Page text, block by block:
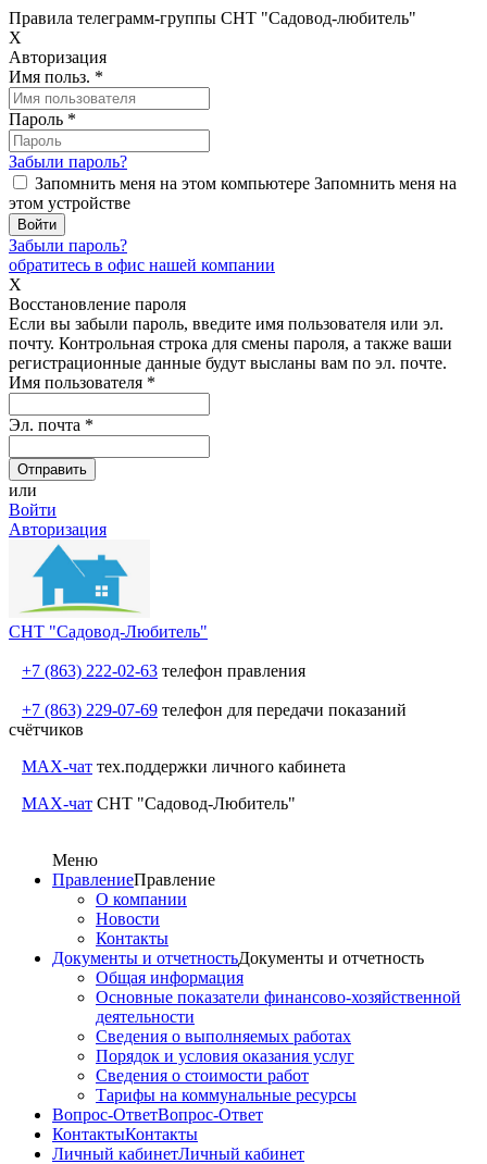
Правила телеграмм-группы СНТ "Садовод-любитель"
X
Авторизация
Имя польз. *
Пароль *
Забыли пароль?
Запомнить меня на этом компьютере Запомнить меня на
этом устройстве
Забыли пароль?
обратитесь в офис нашей компании
X
Восстановление пароля
Если вы забыли пароль, введите имя пользователя или эл.
почту. Контрольная строка для смены пароля, а также ваши
регистрационные данные будут высланы вам по эл. почте.
Имя пользователя *
Эл. почта *
или
Войти
Авторизация
СНТ "Садовод-Любитель"
+7 (863) 222-02-63 телефон правления
+7 (863) 229-07-69 телефон для передачи показаний
счётчиков
MAX-чат тех.поддержки личного кабинета
MAX-чат СНТ "Садовод-Любитель"
Меню
ПравлениеПравление
О компании
Новости
Контакты
Документы и отчетностьДокументы и отчетность
Общая информация
Основные показатели финансово-хозяйственной
деятельности
Сведения о выполняемых работах
Порядок и условия оказания услуг
Сведения о стоимости работ
Тарифы на коммунальные ресурсы
Вопрос-ОтветВопрос-Ответ
КонтактыКонтакты
Личный кабинетЛичный кабинет